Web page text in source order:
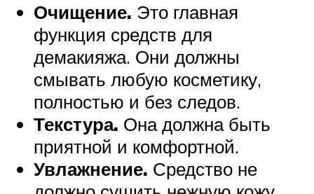
Очищение. Это главная
функция средств для
демакияжа. Они должны
смывать любую косметику,
полностью и без следов.
Текстура. Она должна быть
приятной и комфортной.
Увлажнение. Средство не